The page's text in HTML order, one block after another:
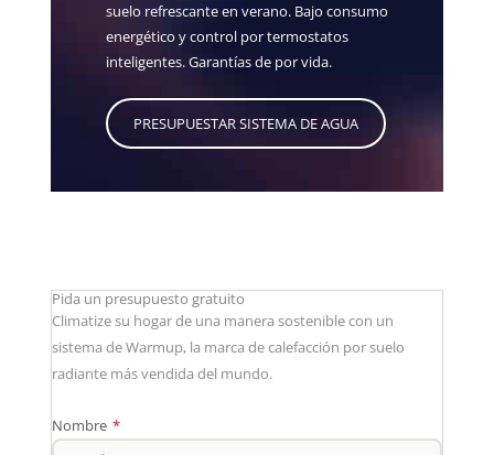
suelo refrescante en verano. Bajo consumo
energético y control por termostatos
inteligentes. Garantías de por vida.
PRESUPUESTAR SISTEMA DE AGUA
Pida un presupuesto gratuito
Climatize su hogar de una manera sostenible con un
sistema de Warmup, la marca de calefacción por suelo
radiante más vendida del mundo.
Nombre *